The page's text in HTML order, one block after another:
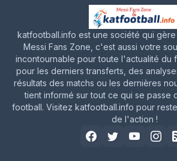
katfootball.info est une société qui
Messi Fans Zone, c'est aussi votre
incontournable pour toute l'actualité du
pour les derniers transferts, des
résultats des matchs ou les dernières
tient informé sur tout ce qui se passe
football. Visitez katfootball.info pour
de l'action !